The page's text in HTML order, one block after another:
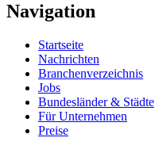
Navigation
Startseite
Nachrichten
Branchenverzeichnis
Jobs
Bundesländer & Städte
Für Unternehmen
Preise